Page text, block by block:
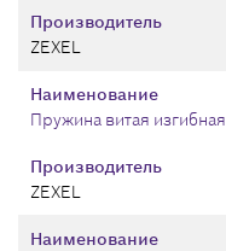
Производитель
ZEXEL
Производитель
ZEXEL
Наименование
Пружина витая изгибная
Наименование